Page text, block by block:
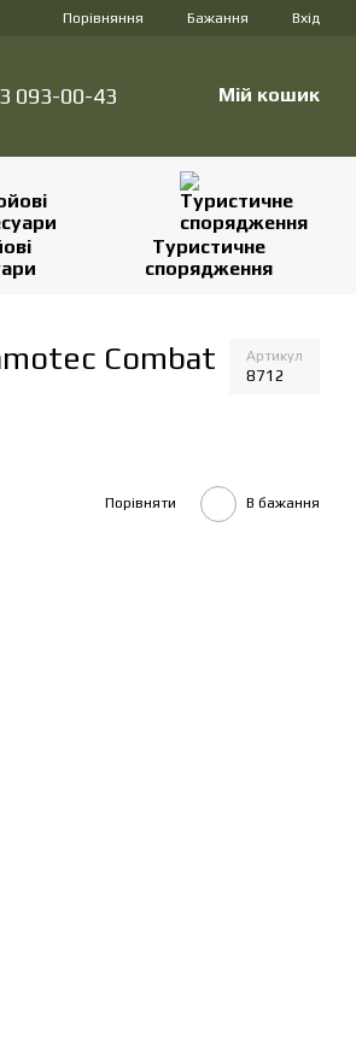
Порівняння Бажання Вхід
093-00-43 Мій кошик
Туристичне
спорядження
Combat
Артикул
8712
Порівняти В бажання